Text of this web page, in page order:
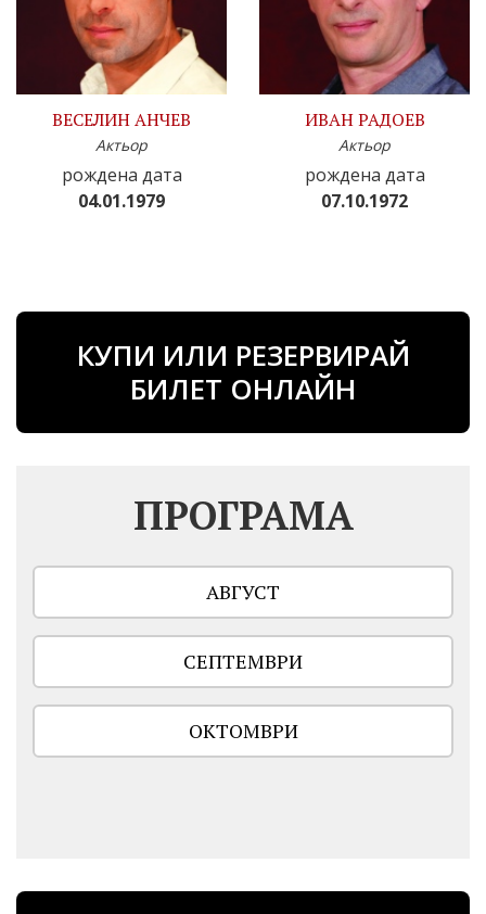
ВЕСЕЛИН АНЧЕВ
Актьор
рождена дата
04.01.1979
ИВАН РАДОЕВ
Актьор
рождена дата
07.10.1972
КУПИ ИЛИ РЕЗЕРВИРАЙ
БИЛЕТ ОНЛАЙН
ПРОГРАМА
АВГУСТ
СЕПТЕМВРИ
ОКТОМВРИ